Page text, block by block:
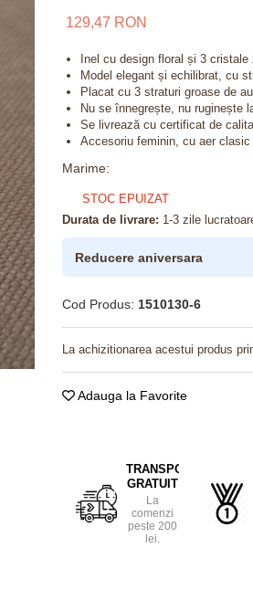
129,47 RON
Inel cu design floral și 3 cristale
Model elegant și echilibrat, cu
Placat cu 3 straturi groase de
Nu se înnegrește, nu ruginește
Se livrează cu certificat de
Accesoriu feminin, cu aer
Marime:
STOC EPUIZAT
Durata de livrare: 1-3 zile
Reducere aniversara
Cod Produs: 1510130-6
La achizitionarea acestui produs
Adauga la Favorite
TRANSPORT
GRATUIT
La
comenzi
peste 200
lei.